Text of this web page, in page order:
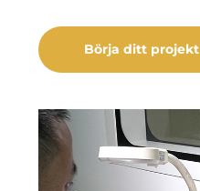
Börja ditt projekt